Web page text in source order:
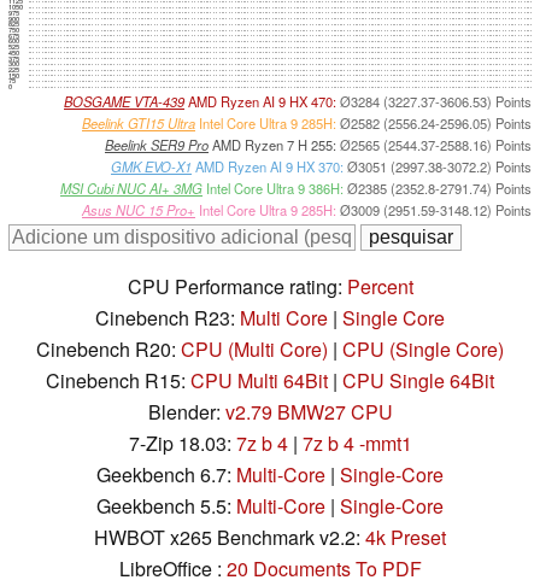
0
75
150
225
300
375
450
525
600
675
750
825
900
975
1050
BOSGAME VTA-439AMD Ryzen AI 9 HX 470:Ø3284 (3227.37-3606.53) Points
Beelink GTI15 Ultra Intel Core Ultra 9 285H:Ø2582 (2556.24-2596.05) Points
Beelink SER9 ProAMD Ryzen 7 H 255: Ø2565 (2544.37-2588.16) Points
GMK EVO-X1 AMD Ryzen AI 9 HX 370: Ø3051 (2997.38-3072.2) Points
MSI Cubi NUC AI+ 3MG Intel Core Ultra 9 386H: Ø2385 (2352.8-2791.74) Points
Asus NUC 15 Pro+ Intel Core Ultra 9 285H: Ø3009 (2951.59-3148.12) Points
CPU Performance rating: Percent
Cinebench R23: Multi Core | Single Core
Cinebench R20: CPU (Multi Core) | CPU (Single Core)
Cinebench R15: CPU Multi 64Bit | CPU Single 64Bit
Blender: v2.79 BMW27 CPU
7-Zip 18.03: 7z b 4| 7z b 4 -mmt1
Geekbench 6.7: Multi-Core | Single-Core
Geekbench 5.5: Multi-Core | Single-Core
HWBOT x265 Benchmark v2.2: 4k Preset
LibreOffice : 20 Documents To PDF